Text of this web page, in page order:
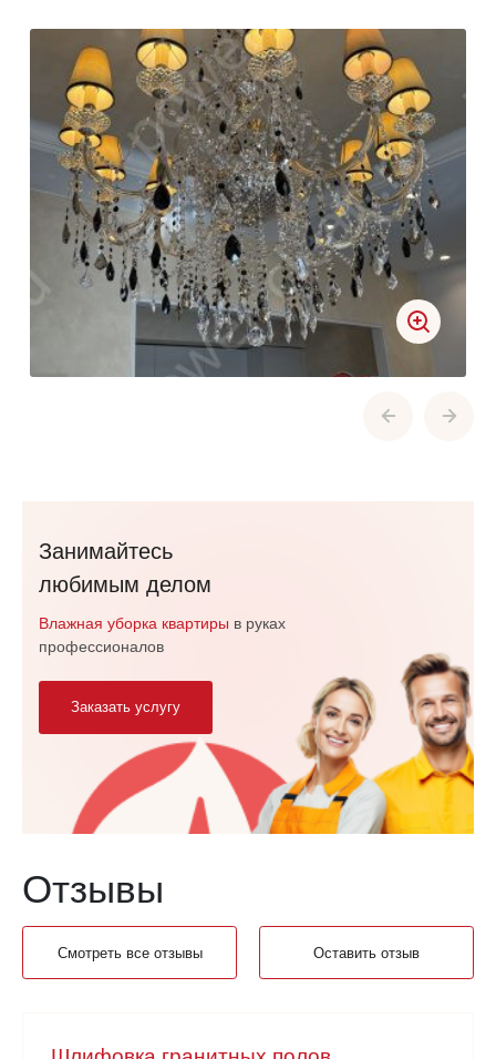
Занимайтесь
любимым делом
Влажная уборка квартиры в руках
профессионалов
Заказать услугу
Отзывы
Смотреть все отзывы Оставить отзыв